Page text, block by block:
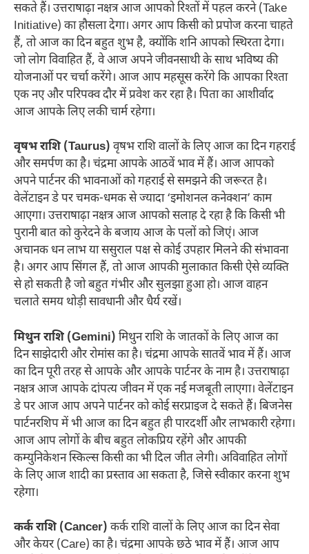
सकते हैं। उत्तराषाढ़ा नक्षत्र आज आपको रिश्तों में पहल करने (Take
Initiative) का हौसला देगा। अगर आप किसी को प्रपोज करना चाहते
हैं, तो आज का दिन बहुत शुभ है, क्योंकि शनि आपको स्थिरता देगा।
जो लोग विवाहित हैं, वे आज अपने जीवनसाथी के साथ भविष्य की
योजनाओं पर चर्चा करेंगे। आज आप महसूस करेंगे कि आपका रिश्ता
एक नए और परिपक्व दौर में प्रवेश कर रहा है। पिता का आशीर्वाद
आज आपके लिए लकी चार्म रहेगा।
वृषभ राशि (Taurus) वृषभ राशि वालों के लिए आज का दिन गहराई
और समर्पण का है। चंद्रमा आपके आठवें भाव में हैं। आज आपको
अपने पार्टनर की भावनाओं को गहराई से समझने की जरूरत है।
वेलेंटाइन डे पर चमक-धमक से ज्यादा ‘इमोशनल कनेक्शन’ काम
आएगा। उत्तराषाढ़ा नक्षत्र आज आपको सलाह दे रहा है कि किसी भी
पुरानी बात को कुरेदने के बजाय आज के पलों को जिएं। आज
अचानक धन लाभ या ससुराल पक्ष से कोई उपहार मिलने की संभावना
है। अगर आप सिंगल हैं, तो आज आपकी मुलाकात किसी ऐसे व्यक्ति
से हो सकती है जो बहुत गंभीर और सुलझा हुआ हो। आज वाहन
चलाते समय थोड़ी सावधानी और धैर्य रखें।
मिथुन राशि (Gemini) मिथुन राशि के जातकों के लिए आज का
दिन साझेदारी और रोमांस का है। चंद्रमा आपके सातवें भाव में हैं। आज
का दिन पूरी तरह से आपके और आपके पार्टनर के नाम है। उत्तराषाढ़ा
नक्षत्र आज आपके दांपत्य जीवन में एक नई मजबूती लाएगा। वेलेंटाइन
डे पर आज आप अपने पार्टनर को कोई सरप्राइज दे सकते हैं। बिजनेस
पार्टनरशिप में भी आज का दिन बहुत ही पारदर्शी और लाभकारी रहेगा।
आज आप लोगों के बीच बहुत लोकप्रिय रहेंगे और आपकी
कम्युनिकेशन स्किल्स किसी का भी दिल जीत लेगी। अविवाहित लोगों
के लिए आज शादी का प्रस्ताव आ सकता है, जिसे स्वीकार करना शुभ
रहेगा।
कर्क राशि (Cancer) कर्क राशि वालों के लिए आज का दिन सेवा
और केयर (Care) का है। चंद्रमा आपके छठे भाव में हैं। आज आप